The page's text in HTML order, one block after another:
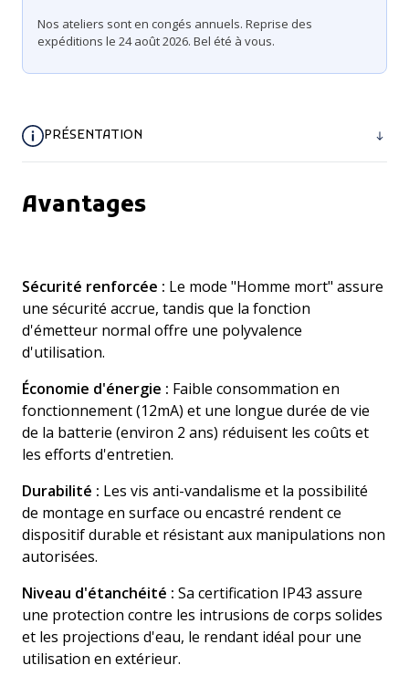
Nos ateliers sont en congés annuels. Reprise des
expéditions le 24 août 2026. Bel été à vous.
PRÉSENTATION
Avantages
Sécurité renforcée : Le mode "Homme mort" assure
une sécurité accrue, tandis que la fonction
d'émetteur normal offre une polyvalence
d'utilisation.
Économie d'énergie : Faible consommation en
fonctionnement (12mA) et une longue durée de vie
de la batterie (environ 2 ans) réduisent les coûts et
les efforts d'entretien.
Durabilité : Les vis anti-vandalisme et la possibilité
de montage en surface ou encastré rendent ce
dispositif durable et résistant aux manipulations non
autorisées.
Niveau d'étanchéité : Sa certification IP43 assure
une protection contre les intrusions de corps solides
et les projections d'eau, le rendant idéal pour une
utilisation en extérieur.